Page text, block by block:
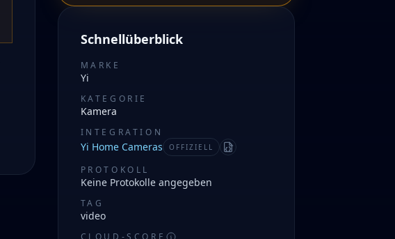
Schnellüberblick
MARKE
Yi
KATEGORIE
Kamera
INTEGRATION
Yi Home Cameras OFFIZIELL Manifest
PROTOKOLL
Keine Protokolle angegeben
TAG
video
CLOUD-SCORE